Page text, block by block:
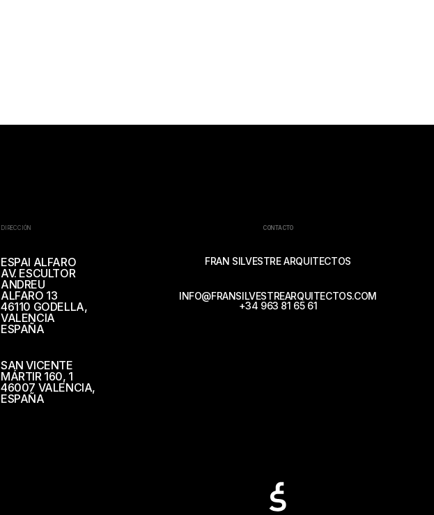
DIRECCIÓN
ESPAI ALFARO
AV. ESCULTOR
ANDREU
ALFARO 13
46110 GODELLA,
VALENCIA
ESPAÑA
SAN VICENTE
MÁRTIR 160, 1
46007 VALENCIA,
ESPAÑA
CONTACTO
FRAN SILVESTRE ARQUITECTOS
INFO@FRANSILVESTREARQUITECTOS.COM
+34 963 81 65 61